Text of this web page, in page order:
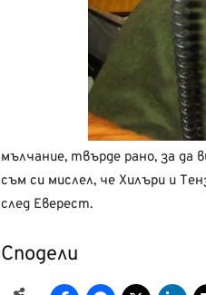
мълчание, твърде рано, за да
съм си мислел, че Хилъри и
след Еверест.
Сподели